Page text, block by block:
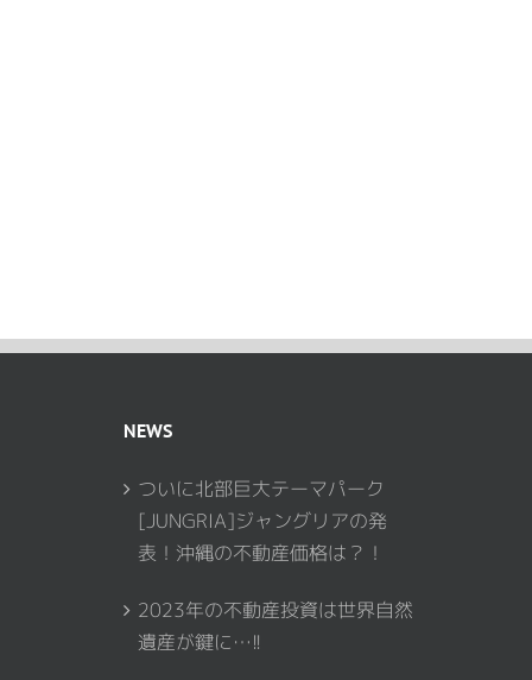
NEWS
ついに北部巨大テーマパーク
[JUNGRIA]ジャングリアの発
表！沖縄の不動産価格は？！
2023年の不動産投資は世界自然
遺産が鍵に…!!